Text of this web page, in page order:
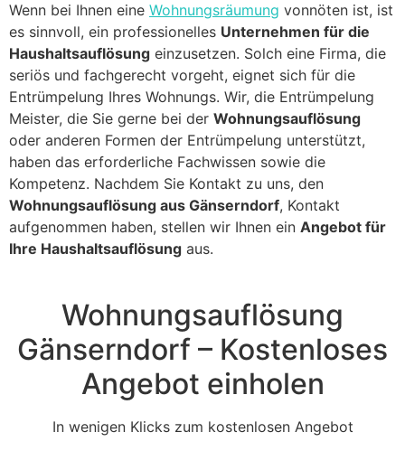
Wenn bei Ihnen eine Wohnungsräumung vonnöten ist, ist
es sinnvoll, ein professionelles Unternehmen für die
Haushaltsauflösung einzusetzen. Solch eine Firma, die
seriös und fachgerecht vorgeht, eignet sich für die
Entrümpelung Ihres Wohnungs. Wir, die Entrümpelung
Meister, die Sie gerne bei der Wohnungsauflösung
oder anderen Formen der Entrümpelung unterstützt,
haben das erforderliche Fachwissen sowie die
Kompetenz. Nachdem Sie Kontakt zu uns, den
Wohnungsauflösung aus Gänserndorf, Kontakt
aufgenommen haben, stellen wir Ihnen ein Angebot für
Ihre Haushaltsauflösung aus.
Wohnungsauflösung
Gänserndorf – Kostenloses
Angebot einholen
In wenigen Klicks zum kostenlosen Angebot